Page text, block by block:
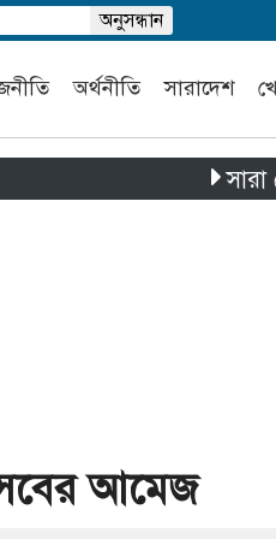
অর্থনীতি সারাদেশ
সারা দেশে
আমেজ